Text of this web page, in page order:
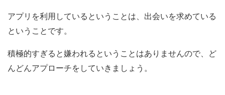
アプリを利用しているということは、出会いを求めている
ということです。
積極的すぎると嫌われるということはありませんので、ど
んどんアプローチをしていきましょう。